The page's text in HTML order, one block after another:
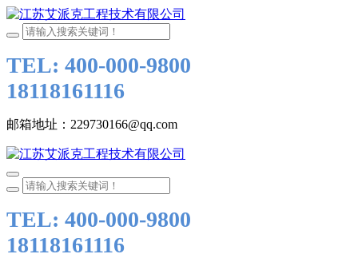
TEL: 400-000-9800
18118161116
邮箱地址：229730166@qq.com
TEL: 400-000-9800
18118161116